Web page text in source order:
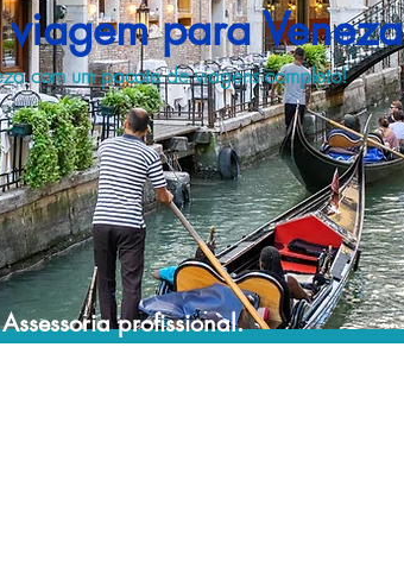
para Veneza
com um pacote de viagens completo!
Assessoria profissional.